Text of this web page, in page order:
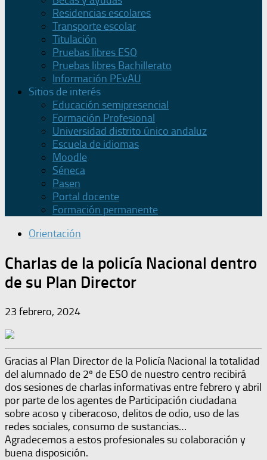
Residencias escolares
Transporte escolar
Titulación
Pruebas libres ESO
Pruebas libres Bachillerato
Información PEvAU
Sitios de interés
Educación semipresencial
Formación Profesional
Universidad distrito único andaluz
Escuela de idiomas
Moodle
Séneca
Pasen
Portal docente
Formación permanente
Orientación
Charlas de la policía Nacional dentro
de su Plan Director
23 febrero, 2024
Gracias al Plan Director de la Policía Nacional la totalidad
del alumnado de 2º de ESO de nuestro centro recibirá
dos sesiones de charlas informativas entre febrero y abril
por parte de los agentes de Participación ciudadana
sobre acoso y ciberacoso, delitos de odio, uso de las
redes sociales, consumo de sustancias…
Agradecemos a estos profesionales su colaboración y
buena disposición.